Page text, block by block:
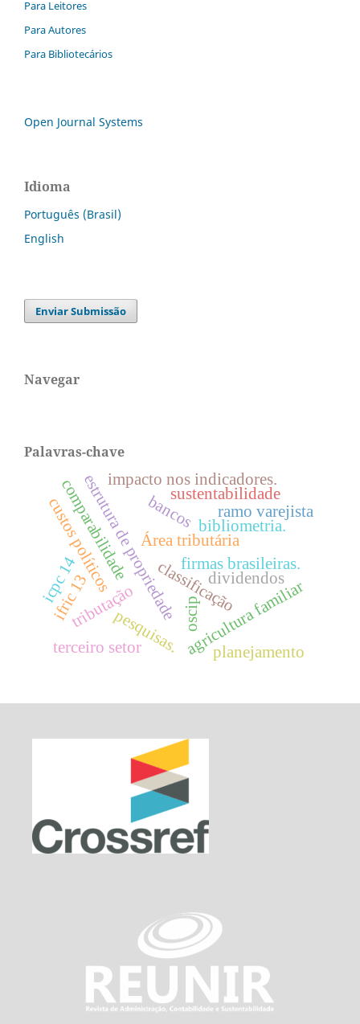
Para Leitores
Para Autores
Para Bibliotecários
Open Journal Systems
Idioma
Português (Brasil)
English
Enviar Submissão
Navegar
Palavras-chave
classificação
Área tributária
tributação
estrutura de propriedadefirmas brasileiras.
agricultura familiar
bibliometria.
bancos
impacto nos indicadores.
pesquisas.
terceiro setor
oscip
sustentabilidade
ramo varejista
custos políticos
ifric 13
comparabilidade
planejamento
icpc 14 dividendos